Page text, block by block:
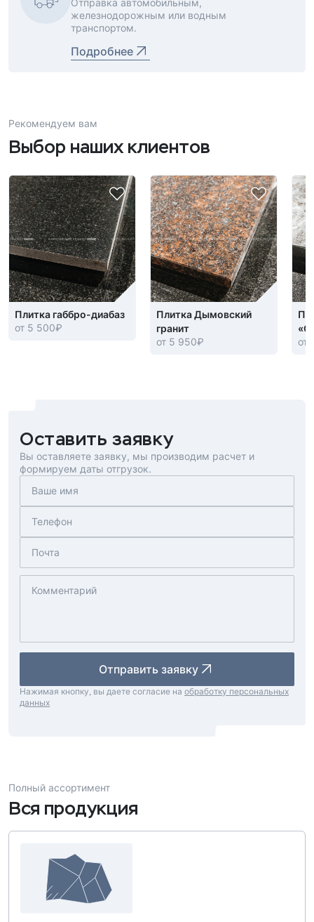
Отправка автомобильным,
железнодорожным или водным
транспортом.
Подробнее
Рекомендуем вам
Выбор наших клиентов
Плитка габбро-диабаз
от 5 500₽
Плитка Дымовский
гранит
от 5 950₽
от
Оставить заявку
Вы оставляете заявку, мы производим расчет и
формируем даты отгрузок.
Отправить заявку
Нажимая кнопку, вы даете согласие на обработку персональных
данных
Полный ассортимент
Вся продукция